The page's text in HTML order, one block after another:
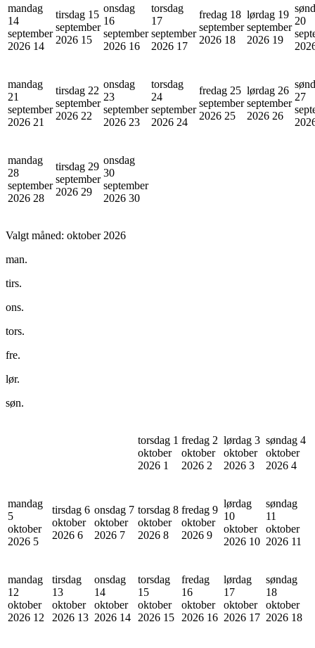
mandag
14
september
2026 14
tirsdag 15
september
2026 15
onsdag
16
september
2026 16
torsdag
17
september
2026 17
fredag 18
september
2026 18
lørdag 19
september
2026 19
20
mandag
21
september
2026 21
tirsdag 22
september
2026 22
onsdag
23
september
2026 23
torsdag
24
september
2026 24
fredag 25
september
2026 25
lørdag 26
september
2026 26
27
mandag
28
september
2026 28
tirsdag 29
september
2026 29
onsdag
30
september
2026 30
Valgt måned: oktober 2026
man.
tirs.
ons.
tors.
fre.
lør.
søn.
torsdag 1
oktober
2026 1
fredag 2
oktober
2026 2
lørdag 3
oktober
2026 3
søndag 4
oktober
2026 4
mandag
5
oktober
2026 5
tirsdag 6
oktober
2026 6
onsdag 7
oktober
2026 7
torsdag 8
oktober
2026 8
fredag 9
oktober
2026 9
lørdag
10
oktober
2026 10
søndag
11
oktober
2026 11
mandag
12
oktober
2026 12
tirsdag
13
oktober
2026 13
onsdag
14
oktober
2026 14
torsdag
15
oktober
2026 15
fredag
16
oktober
2026 16
lørdag
17
oktober
2026 17
søndag
18
oktober
2026 18